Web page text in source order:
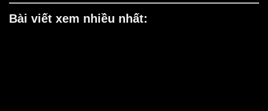
Bài viết xem nhiều nhất: